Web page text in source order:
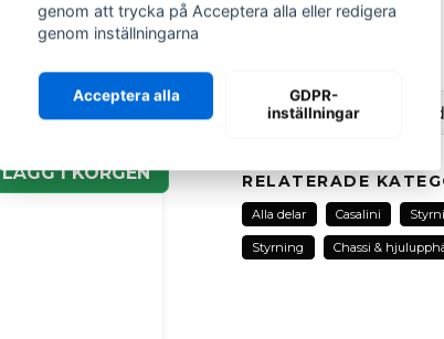
CASALINI
Instrumentpanel
M20
989 kr
LÄGG I KORGEN
OEM : F2140000013
Ställ en fråga om
Fråga oss om
RELATERADE
Alla delar Casalini
Styrning Chassi &
genom att trycka på Acceptera alla eller redigera
genom inställningarna
Acceptera alla
GDPR-
inställningar